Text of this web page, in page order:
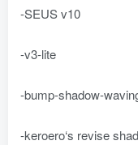
-SEUS v10
-v3-lite
-bump-shadow-
-keroero‘s revise